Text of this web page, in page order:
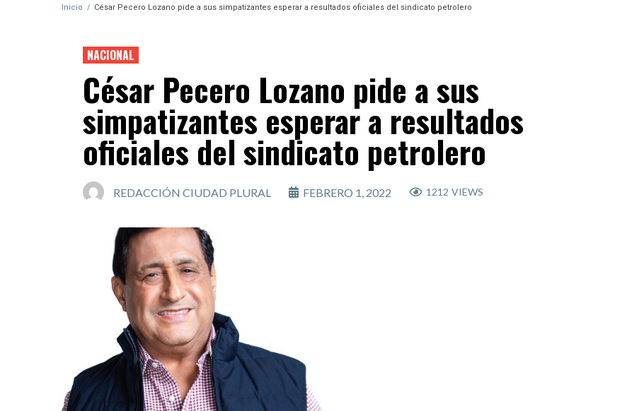
Inicio / César Pecero Lozano pide a sus simpatizantes esperar a resultados oficiales del sindicato petrolero
NACIONAL
César Pecero Lozano pide a sus
simpatizantes esperar a resultados
oficiales del sindicato petrolero
REDACCIÓN CIUDAD PLURAL FEBRERO 1, 2022 1212 VIEWS